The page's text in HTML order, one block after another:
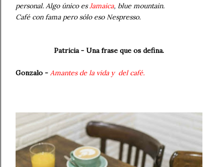
personal. Algo único esJamaica, blue mountain.
Café con fama pero sólo eso Nespresso.
Patricia - Una frase que os defina.
Gonzalo - Amantes de la vida y del café.